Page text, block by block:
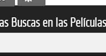
Buscas en las